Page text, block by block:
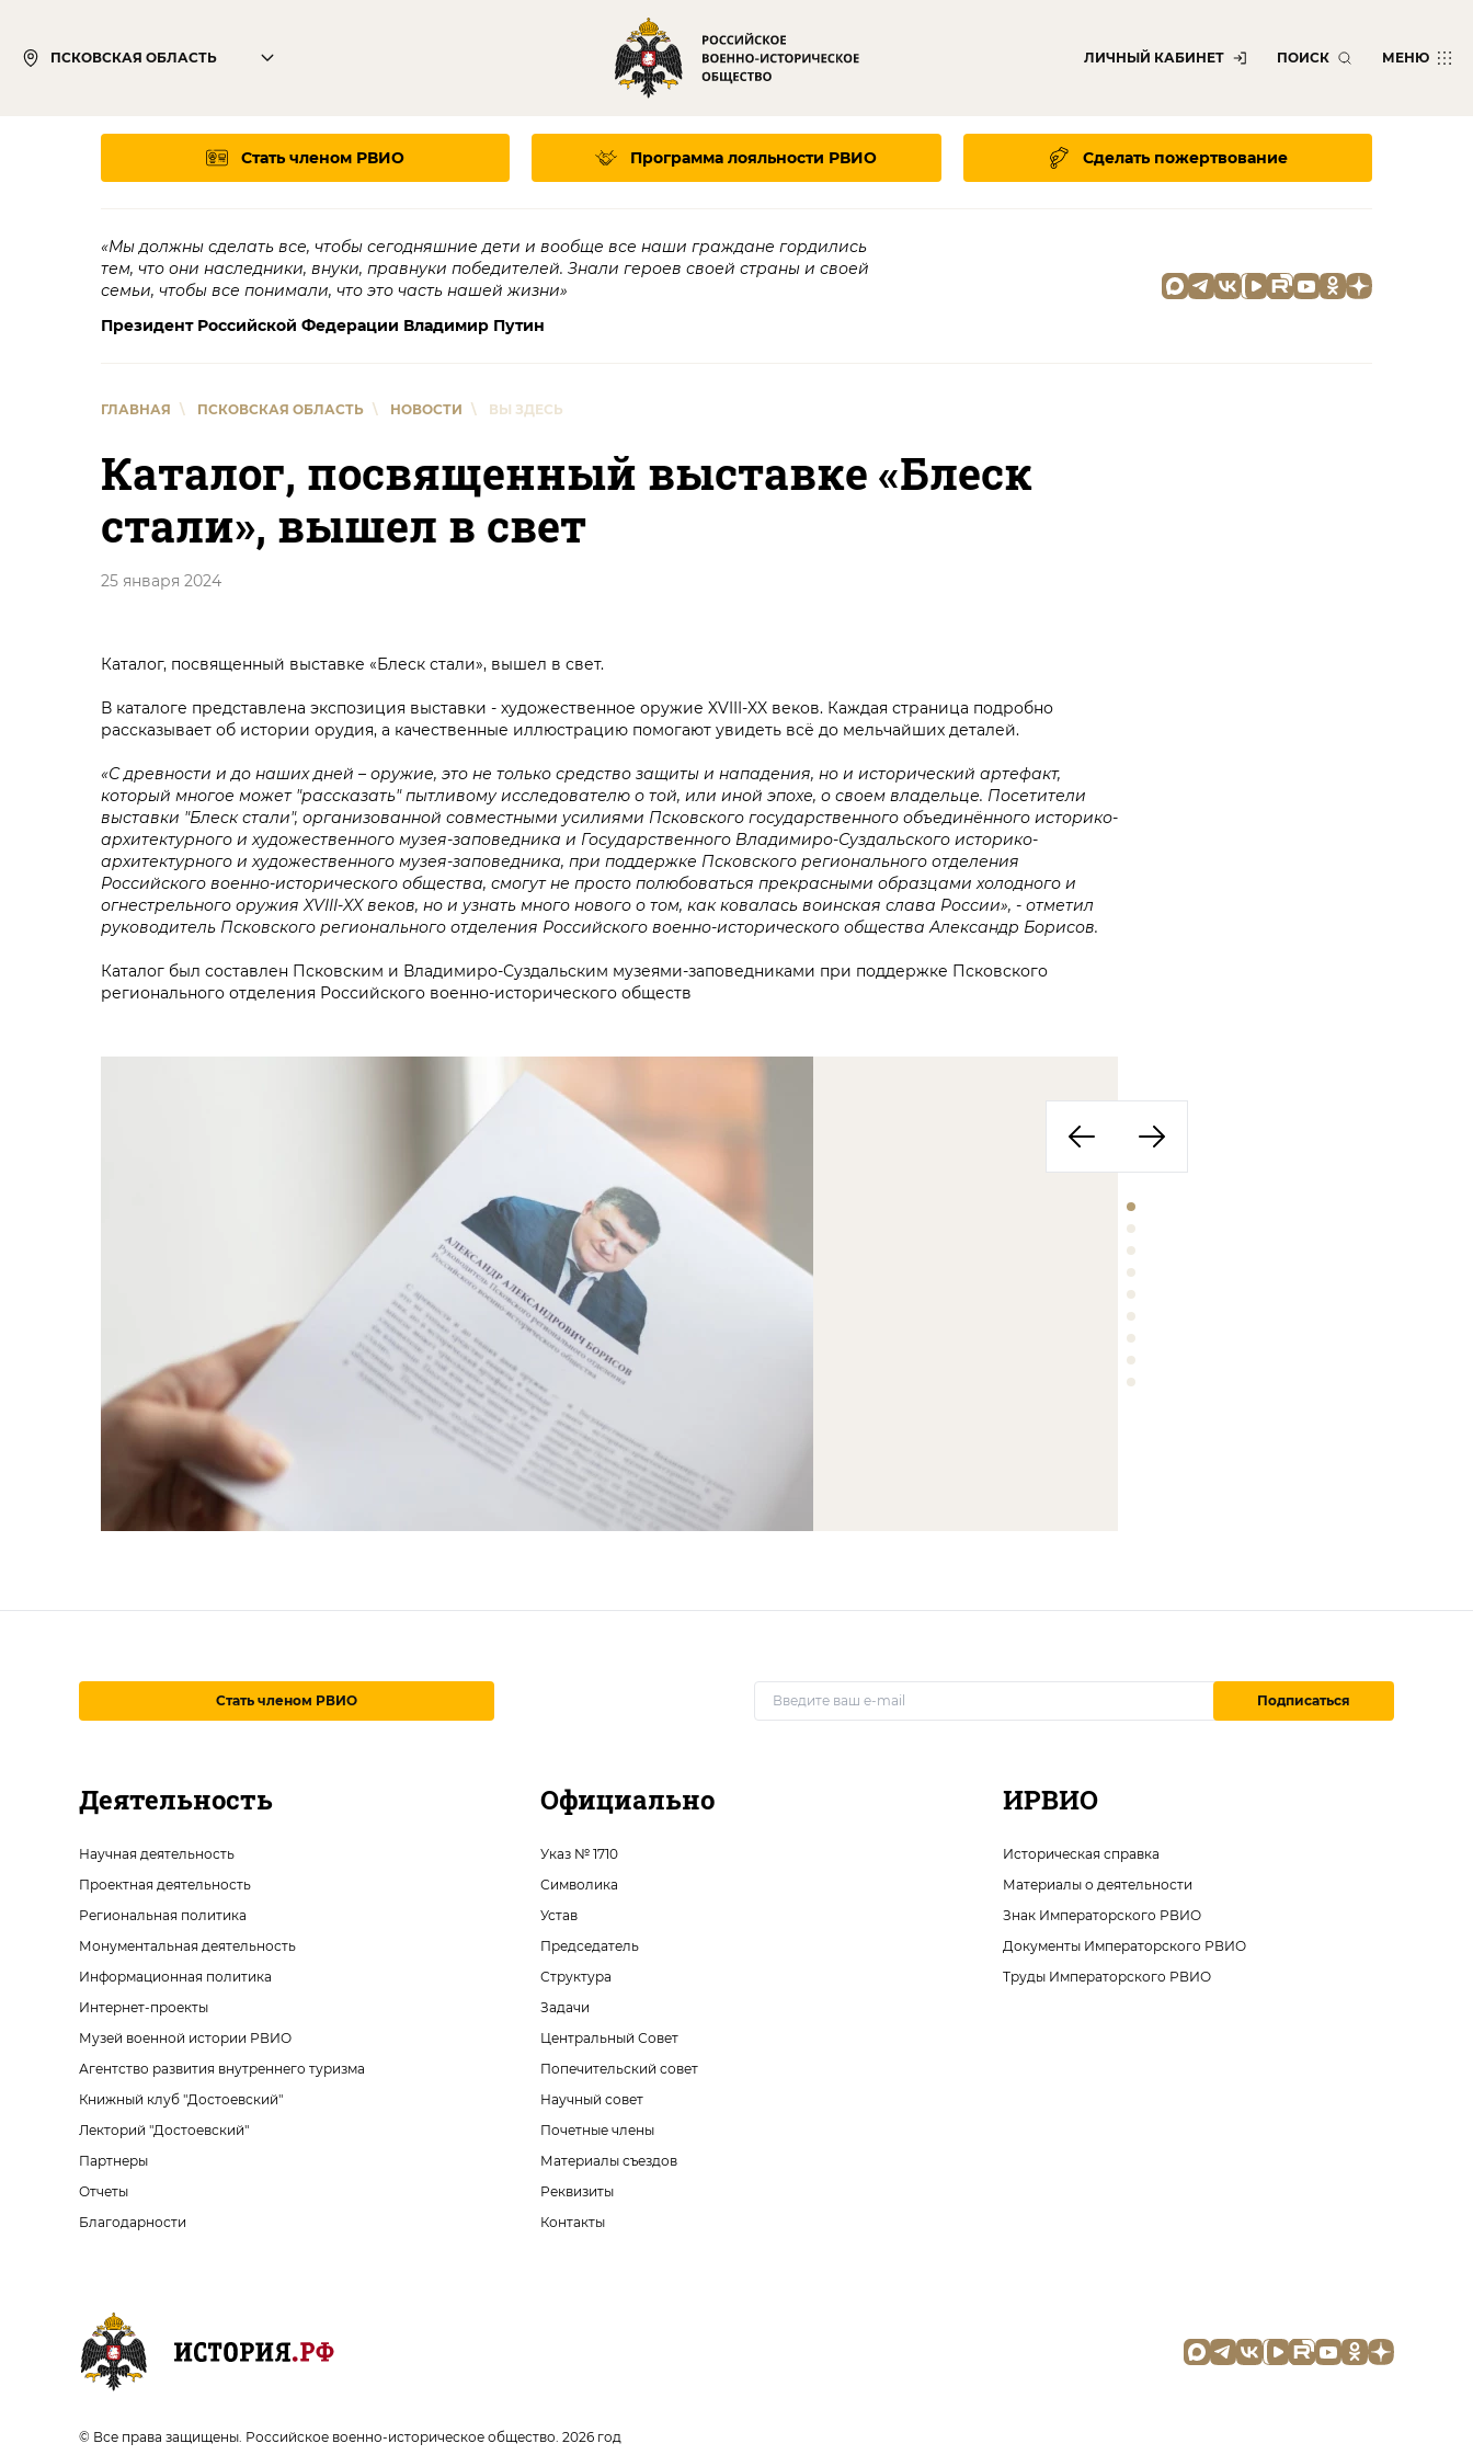
ПСКОВСКАЯ ОБЛАСТЬ ЛИЧНЫЙ КАБИНЕТ ПОИСК МЕНЮ
Стать членом РВИО Программа лояльности РВИО Сделать пожертвование
«Мы должны сделать все, чтобы сегодняшние дети и вообще все наши граждане гордились
тем, что они наследники, внуки, правнуки победителей. Знали героев своей страны и своей
семьи, чтобы все понимали, что это часть нашей жизни»
Президент Российской Федерации Владимир Путин
ГЛАВНАЯ \ ПСКОВСКАЯ ОБЛАСТЬ \ НОВОСТИ \ ВЫ ЗДЕСЬ
Каталог, посвященный выставке «Блеск
стали», вышел в свет
25 января 2024
Каталог, посвященный выставке «Блеск стали», вышел в свет.
В каталоге представлена экспозиция выставки - художественное оружие XVIII-XX веков. Каждая страница подробно
рассказывает об истории орудия, а качественные иллюстрацию помогают увидеть всё до мельчайших деталей.
«С древности и до наших дней – оружие, это не только средство защиты и нападения, но и исторический артефакт,
который многое может "рассказать" пытливому исследователю о той, или иной эпохе, о своем владельце. Посетители
выставки "Блеск стали", организованной совместными усилиями Псковского государственного объединённого историко-
архитектурного и художественного музея-заповедника и Государственного Владимиро-Суздальского историко-
архитектурного и художественного музея-заповедника, при поддержке Псковского регионального отделения
Российского военно-исторического общества, смогут не просто полюбоваться прекрасными образцами холодного и
огнестрельного оружия XVIII-XX веков, но и узнать много нового о том, как ковалась воинская слава России», - отметил
руководитель Псковского регионального отделения Российского военно-исторического общества Александр Борисов.
Каталог был составлен Псковским и Владимиро-Суздальским музеями-заповедниками при поддержке Псковского
регионального отделения Российского военно-исторического обществ
Стать членом РВИО Подписаться
Деятельность
Научная деятельность
Проектная деятельность
Региональная политика
Монументальная деятельность
Информационная политика
Интернет-проекты
Музей военной истории РВИО
Агентство развития внутреннего туризма
Книжный клуб "Достоевский"
Лекторий "Достоевский"
Партнеры
Отчеты
Благодарности
Официально
Указ № 1710
Символика
Устав
Председатель
Структура
Задачи
Центральный Совет
Попечительский совет
Научный совет
Почетные члены
Материалы съездов
Реквизиты
Контакты
ИРВИО
Историческая справка
Материалы о деятельности
Знак Императорского РВИО
Документы Императорского РВИО
Труды Императорского РВИО
© Все права защищены. Российское военно-историческое общество. 2026 год